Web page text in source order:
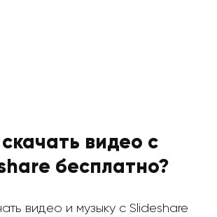
скачать видео с
бесплатно?
видео и музыку с Slideshare